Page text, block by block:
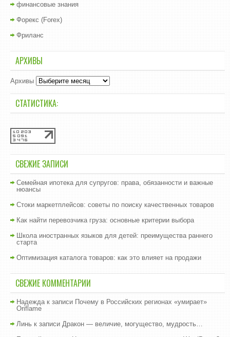
финансовые знания
Форекс (Forex)
Фриланс
АРХИВЫ
Архивы
СТАТИСТИКА:
СВЕЖИЕ ЗАПИСИ
Семейная ипотека для супругов: права, обязанности и важные
нюансы
Стоки маркетплейсов: советы по поиску качественных товаров
Как найти перевозчика груза: основные критерии выбора
Школа иностранных языков для детей: преимущества раннего
старта
Оптимизация каталога товаров: как это влияет на продажи
СВЕЖИЕ КОММЕНТАРИИ
Надеждак записи Почему в Российских регионах «умирает»
Oriflame
Линь к записи Дракон — величие, могущество, мудрость…